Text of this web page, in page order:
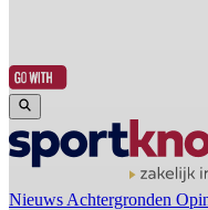
Nieuws Achtergronden